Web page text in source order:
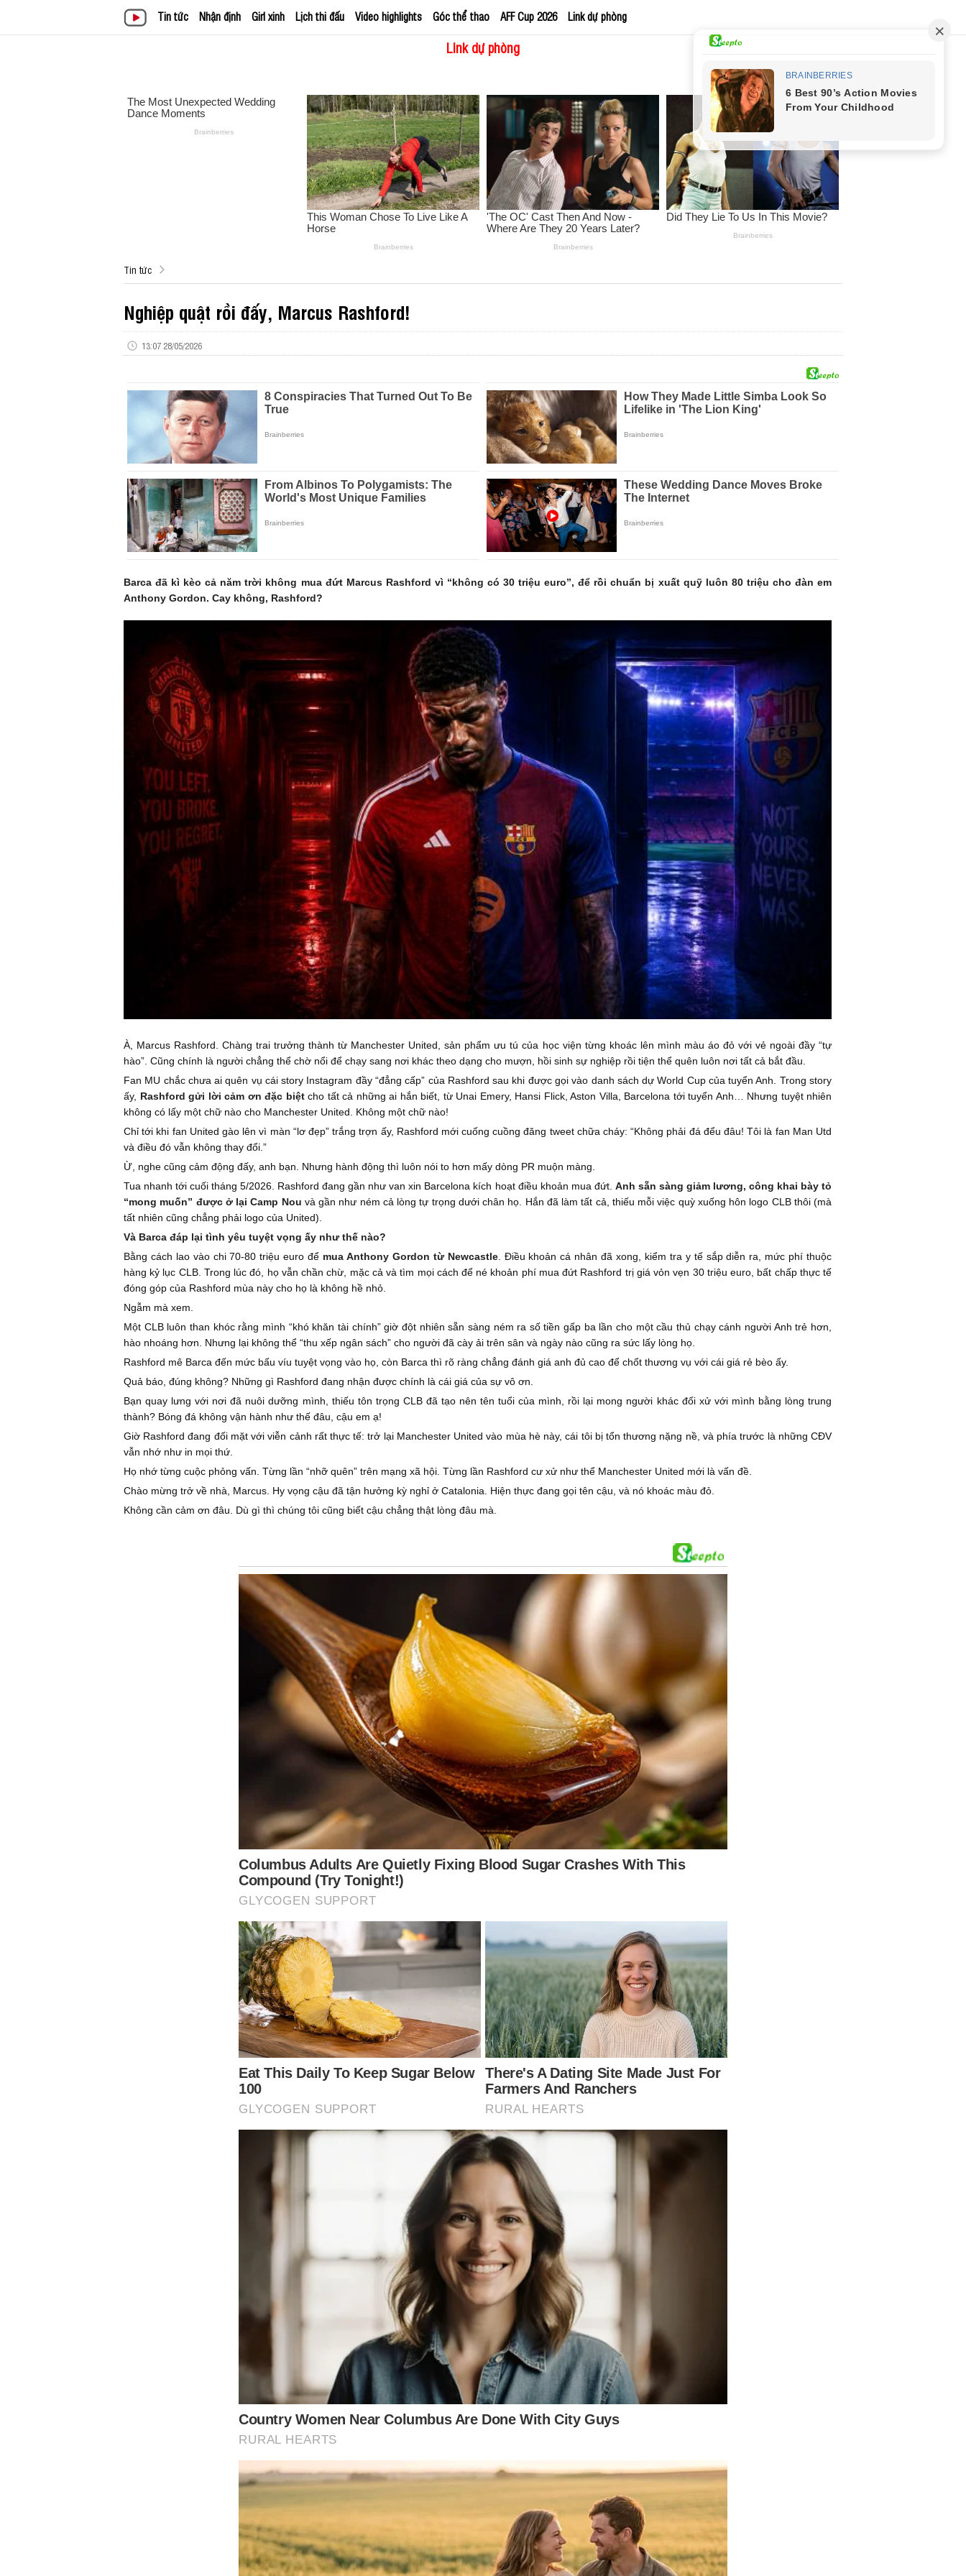
Tin tức Nhận định Girl xinh Lịch thi đấu Video highlights Góc thể thao AFF Cup 2026 Link dự phòng
Link dự phòng
Tin tức
Nghiệp quật rồi đấy, Marcus Rashford!
13:07 28/05/2026
Barca đã kì kèo cả năm trời không mua đứt Marcus Rashford vì “không có 30 triệu euro”, để rồi chuẩn bị xuất quỹ luôn 80 triệu cho đàn em
Anthony Gordon. Cay không, Rashford?
À, Marcus Rashford. Chàng trai trưởng thành từ Manchester United, sản phẩm ưu tú của học viện từng khoác lên mình màu áo đỏ với vẻ ngoài đầy “tự
hào”. Cũng chính là người chẳng thể chờ nổi để chạy sang nơi khác theo dạng cho mượn, hồi sinh sự nghiệp rồi tiện thể quên luôn nơi tất cả bắt đầu.
Fan MU chắc chưa ai quên vụ cái story Instagram đầy “đẳng cấp” của Rashford sau khi được gọi vào danh sách dự World Cup của tuyển Anh. Trong story
ấy, Rashford gửi lời cảm ơn đặc biệtcho tất cả những ai hắn biết, từ Unai Emery, Hansi Flick, Aston Villa, Barcelona tới tuyển Anh… Nhưng tuyệt nhiên
không có lấy một chữ nào cho Manchester United. Không một chữ nào!
Chỉ tới khi fan United gào lên vì màn “lơ đẹp” trắng trợn ấy, Rashford mới cuống cuồng đăng tweet chữa cháy: “Không phải đá đểu đâu! Tôi là fan Man Utd
và điều đó vẫn không thay đổi.”
Ừ, nghe cũng cảm động đấy, anh bạn. Nhưng hành động thì luôn nói to hơn mấy dòng PR muộn màng.
Tua nhanh tới cuối tháng 5/2026. Rashford đang gần như van xin Barcelona kích hoạt điều khoản mua đứt. Anh sẵn sàng giảm lương, công khai bày tỏ
“mong muốn” được ở lại Camp Nou và gần như ném cả lòng tự trọng dưới chân họ. Hắn đã làm tất cả, thiếu mỗi việc quỳ xuống hôn logo CLB thôi (mà
tất nhiên cũng chẳng phải logo của United).
Và Barca đáp lại tình yêu tuyệt vọng ấy như thế nào?
Bằng cách lao vào chi 70-80 triệu euro để mua Anthony Gordon từ Newcastle. Điều khoản cá nhân đã xong, kiểm tra y tế sắp diễn ra, mức phí thuộc
hàng kỷ lục CLB. Trong lúc đó, họ vẫn chần chừ, mặc cả và tìm mọi cách để né khoản phí mua đứt Rashford trị giá vỏn vẹn 30 triệu euro, bất chấp thực tế
đóng góp của Rashford mùa này cho họ là không hề nhỏ.
Ngẫm mà xem.
Một CLB luôn than khóc rằng mình “khó khăn tài chính” giờ đột nhiên sẵn sàng ném ra số tiền gấp ba lần cho một cầu thủ chạy cánh người Anh trẻ hơn,
hào nhoáng hơn. Nhưng lại không thể “thu xếp ngân sách” cho người đã cày ải trên sân và ngày nào cũng ra sức lấy lòng họ.
Rashford mê Barca đến mức bấu víu tuyệt vọng vào họ, còn Barca thì rõ ràng chẳng đánh giá anh đủ cao để chốt thương vụ với cái giá rẻ bèo ấy.
Quả báo, đúng không? Những gì Rashford đang nhận được chính là cái giá của sự vô ơn.
Bạn quay lưng với nơi đã nuôi dưỡng mình, thiếu tôn trọng CLB đã tạo nên tên tuổi của mình, rồi lại mong người khác đối xử với mình bằng lòng trung
thành? Bóng đá không vận hành như thế đâu, cậu em ạ!
Giờ Rashford đang đối mặt với viễn cảnh rất thực tế: trở lại Manchester United vào mùa hè này, cái tôi bị tổn thương nặng nề, và phía trước là những CĐV
vẫn nhớ như in mọi thứ.
Họ nhớ từng cuộc phỏng vấn. Từng lần “nhỡ quên” trên mạng xã hội. Từng lần Rashford cư xử như thể Manchester United mới là vấn đề.
Chào mừng trở về nhà, Marcus. Hy vọng cậu đã tận hưởng kỳ nghỉ ở Catalonia. Hiện thực đang gọi tên cậu, và nó khoác màu đỏ.
Không cần cảm ơn đâu. Dù gì thì chúng tôi cũng biết cậu chẳng thật lòng đâu mà.